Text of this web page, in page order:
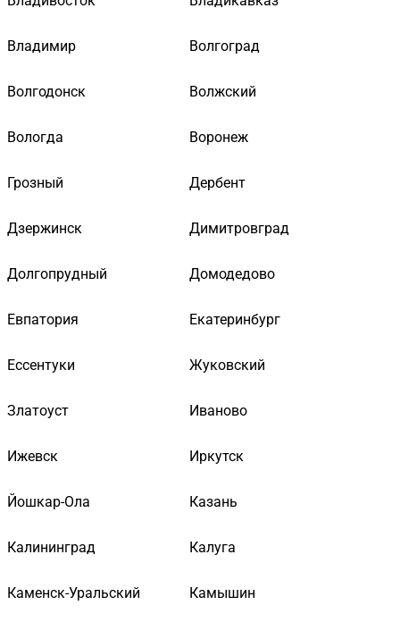
Владимир Волгоград
Волгодонск Волжский
Вологда Воронеж
Грозный Дербент
Дзержинск Димитровград
Долгопрудный Домодедово
Евпатория Екатеринбург
Ессентуки Жуковский
Златоуст Иваново
Ижевск Иркутск
Йошкар-Ола Казань
Калининград Калуга
Каменск-Уральский Камышин